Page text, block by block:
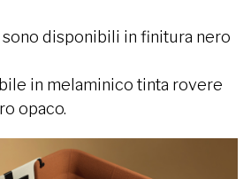
disponibili in finitura nero
in melaminico tinta rovere
opaco.